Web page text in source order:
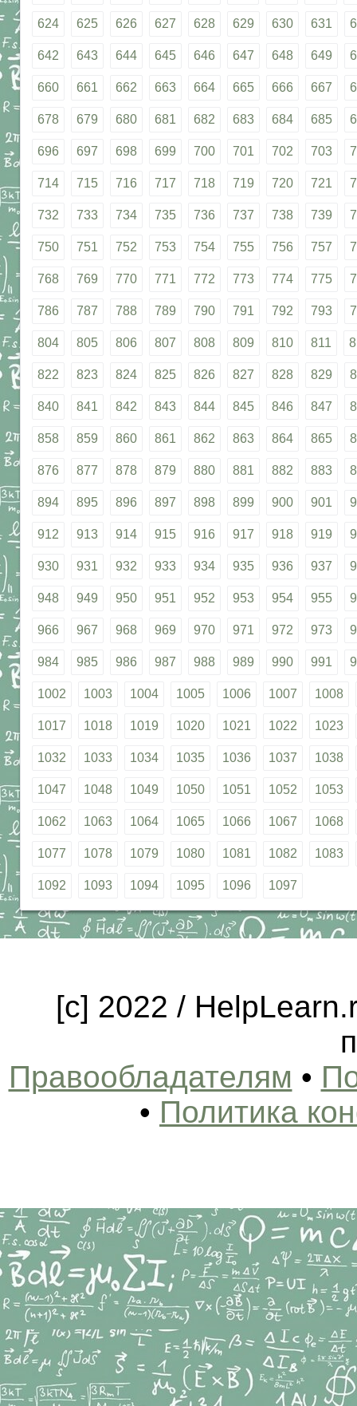
624 625 626 627 628 629 630 631
642 643 644 645 646 647 648 649
660 661 662 663 664 665 666 667
678 679 680 681 682 683 684 685
696 697 698 699 700 701 702 703
714 715 716 717 718 719 720 721
732 733 734 735 736 737 738 739
750 751 752 753 754 755 756 757
768 769 770 771 772 773 774 775
786 787 788 789 790 791 792 793
804 805 806 807 808 809 810 811
822 823 824 825 826 827 828 829
840 841 842 843 844 845 846 847
858 859 860 861 862 863 864 865
876 877 878 879 880 881 882 883
894 895 896 897 898 899 900 901
912 913 914 915 916 917 918 919
930 931 932 933 934 935 936 937
948 949 950 951 952 953 954 955
966 967 968 969 970 971 972 973
984 985 986 987 988 989 990 991
1002 1003 1004 1005 1006 1007 1008
1017 1018 1019 1020 1021 1022 1023
1032 1033 1034 1035 1036 1037 1038
1047 1048 1049 1050 1051 1052 1053
1062 1063 1064 1065 1066 1067 1068
1077 1078 1079 1080 1081 1082 1083
1092 1093 1094 1095 1096 1097
[c] 2022 /
Правообладателям •
• Политика